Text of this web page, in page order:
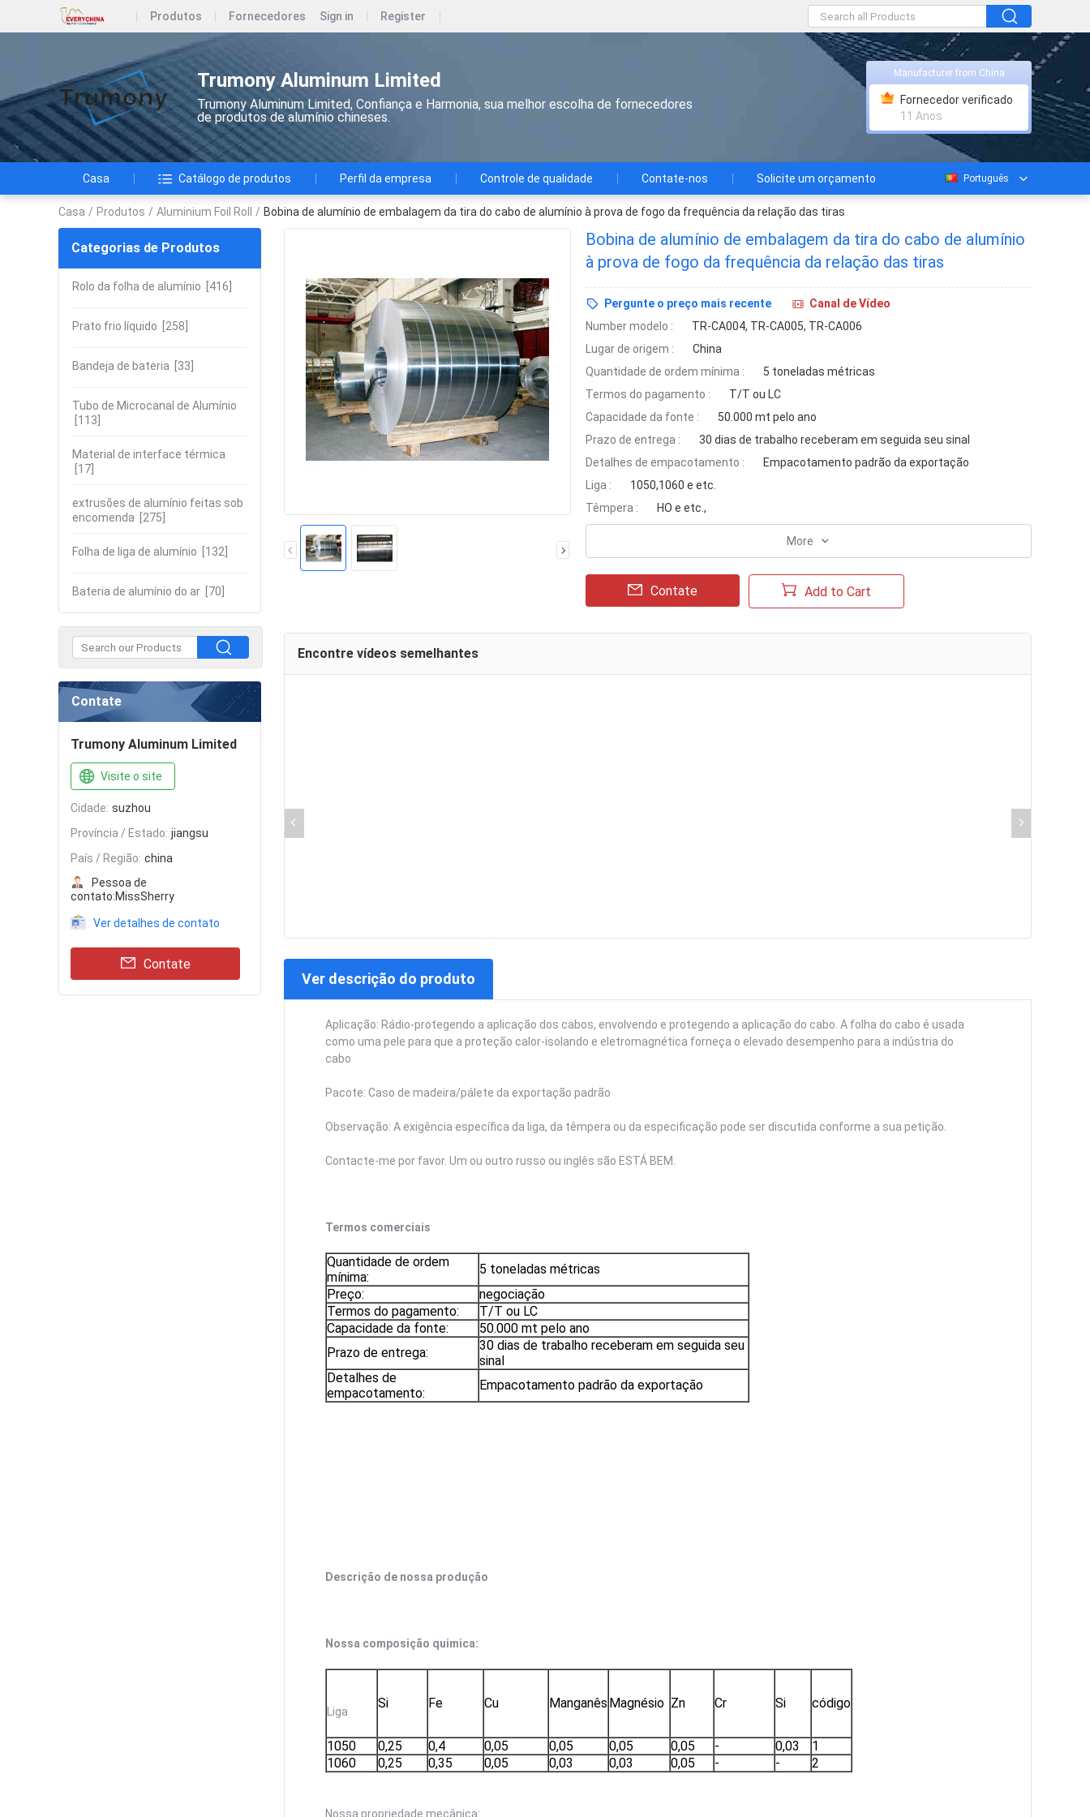
Produtos Fornecedores Sign in Register
Trumony Aluminum Limited
Trumony Aluminum Limited, Confiança e Harmonia, sua melhor escolha de fornecedores
de produtos de alumínio chineses.
Manufacturer from China
Fornecedor verificado
11 Anos
Casa Catálogo de produtos Perfil da empresa Controle de qualidade Contate-nos Solicite um orçamento Português
Casa / Produtos / Aluminium Foil Roll / Bobina de alumínio de embalagem da tira do cabo de alumínio à prova de fogo da frequência da relação das tiras
Categorias de Produtos
Rolo da folha de alumínio [416]
Prato frio líquido [258]
Bandeja de bateria [33]
Tubo de Microcanal de Alumínio
[113]
Material de interface térmica
[17]
extrusões de alumínio feitas sob
encomenda [275]
Folha de liga de alumínio [132]
Bateria de alumínio do ar [70]
Contate
Trumony Aluminum Limited
Visite o site
Cidade: suzhou
Província / Estado: jiangsu
País / Região: china
Pessoa de
contato:MissSherry
Ver detalhes de contato
Contate
Bobina de alumínio de embalagem da tira do cabo de alumínio
à prova de fogo da frequência da relação das tiras
Pergunte o preço mais recente
Canal de Vídeo
Number modelo :
TR-CA004, TR-CA005, TR-CA006
Lugar de origem :
China
Quantidade de ordem mínima :
5 toneladas métricas
Termos do pagamento :
T/T ou LC
Capacidade da fonte :
50.000 mt pelo ano
Prazo de entrega :
30 dias de trabalho receberam em seguida seu sinal
Detalhes de empacotamento :
Empacotamento padrão da exportação
Liga :
1050,1060 e etc.
Têmpera :
HO e etc.,
More
Contate Add to Cart
Encontre vídeos semelhantes
Ver descrição do produto
Aplicação: Rádio-protegendo a aplicação dos cabos, envolvendo e protegendo a aplicação do cabo. A folha do cabo é usada
como uma pele para que a proteção calor-isolando e eletromagnética forneça o elevado desempenho para a indústria do
cabo
Pacote: Caso de madeira/pálete da exportação padrão
Observação: A exigência específica da liga, da têmpera ou da especificação pode ser discutida conforme a sua petição.
Contacte-me por favor. Um ou outro russo ou inglês são ESTÁ BEM.
Termos comerciais
Quantidade de ordem
mínima:
5 toneladas métricas
Preço:
negociação
Termos do pagamento:
T/T ou LC
Capacidade da fonte:
50.000 mt pelo ano
Prazo de entrega:
30 dias de trabalho receberam em seguida seu
sinal
Detalhes de
empacotamento:
Empacotamento padrão da exportação
Descrição de nossa produção
Nossa composição quimica:
Liga
Si Fe Cu Manganês Magnésio Zn Cr Si código
1050 0,25 0,4 0,05 0,05 0,05 0,05 - 0,03
1
1060
0,25 0,35 0,05 0,03 0,03 0,05 - - 2
Nossa propriedade mecânica: